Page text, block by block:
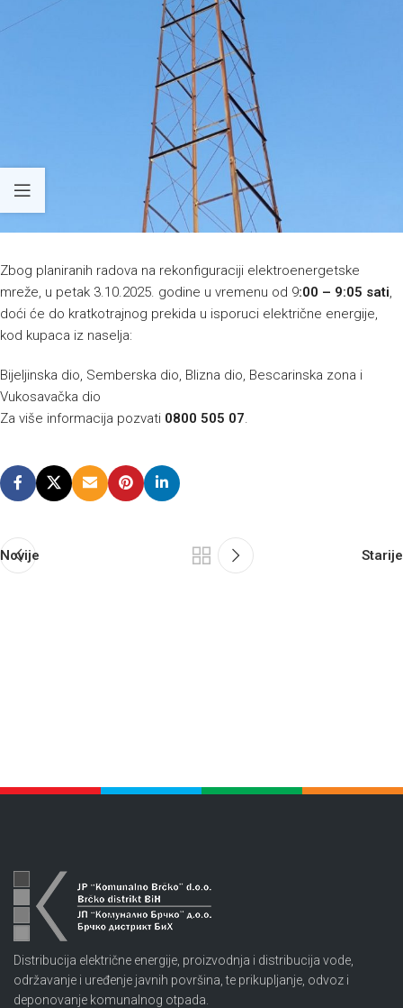
Zbog planiranih radova na rekonfiguraciji elektroenergetske
mreže, u petak 3.10.2025. godine u vremenu od 9:00 – 9:05 sati,
doći će do kratkotrajnog prekida u isporuci električne energije,
kod kupaca iz naselja:
Bijeljinska dio, Semberska dio, Blizna dio, Bescarinska zona i
Vukosavačka dio
Za više informacija pozvati 0800 505 07.
Novije Starije
Distribucija električne energije, proizvodnja i distribucija vode,
održavanje i uređenje javnih površina, te prikupljanje, odvoz i
deponovanje komunalnog otpada.